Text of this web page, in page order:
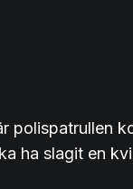
polispatrullen
ha slagit en